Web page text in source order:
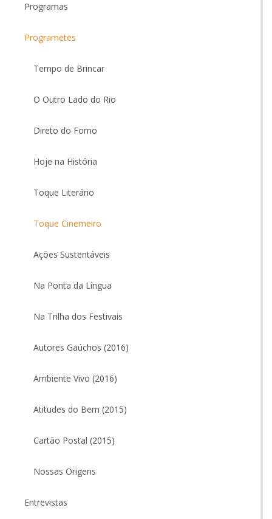
Programas
Programetes
Tempo de Brincar
O Outro Lado do Rio
Direto do Forno
Hoje na História
Toque Literário
Toque Cinemeiro
Ações Sustentáveis
Na Ponta da Língua
Na Trilha dos Festivais
Autores Gaúchos (2016)
Ambiente Vivo (2016)
Atitudes do Bem (2015)
Cartão Postal (2015)
Nossas Origens
Entrevistas